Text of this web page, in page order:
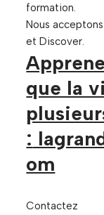
formation.
Nous
et Discover.
que la
:
om
Contactez